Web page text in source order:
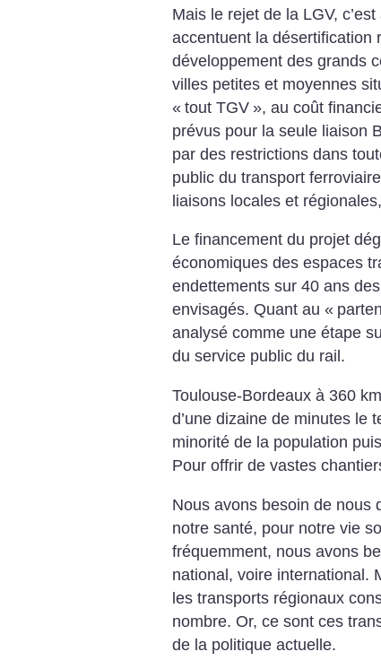
Mais le rejet de la LGV,
accentuent la désertification
développement des grands
villes petites et moyennes
« tout TGV », au coût
prévus pour la seule liaison
par des restrictions dans
public du transport
liaisons locales et
Le financement du projet
économiques des espaces
endettements sur 40 ans
envisagés. Quant au «
analysé comme une étape
du service public du rail.
Toulouse-Bordeaux à 360
d’une dizaine de minutes le
minorité de la population
Pour offrir de vastes
Nous avons besoin de nous
notre santé, pour notre vie
fréquemment, nous avons
national, voire international.
les transports régionaux
nombre. Or, ce sont ces
de la politique actuelle.